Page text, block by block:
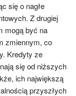
się o nagłe
Z drugiej
mogą być na
zmiennym, co
Kredyty ze
się od niższych
ich największą
przyszłych